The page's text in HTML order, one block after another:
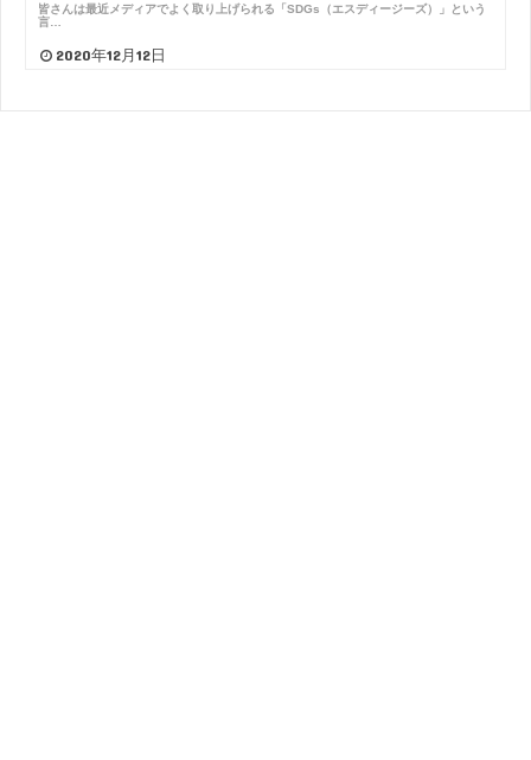
皆さんは最近メディアでよく取り上げられる「SDGs（エスディージーズ）」という
言…
2020年12月12日